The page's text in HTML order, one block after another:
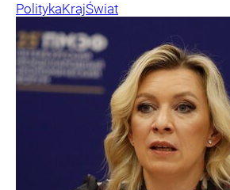
PolitykaKrajŚwiat